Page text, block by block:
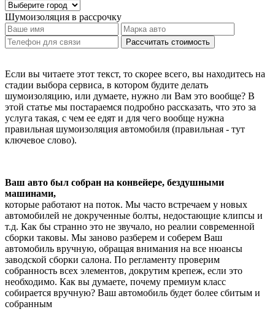
Шумоизоляция в рассрочку
Рассчитать стоимость
Если вы читаете этот текст, то скорее всего, вы находитесь на
стадии выбора сервиса, в котором будите делать
шумоизоляцию, или думаете, нужно ли Вам это вообще? В
этой статье мы постараемся подробно рассказать, что это за
услуга такая, с чем ее едят и для чего вообще нужна
правильная шумоизоляция автомобиля (правильная - тут
ключевое слово).
Ваш авто был собран на конвейере, бездушными
машинами,
которые работают на поток. Мы часто встречаем у новых
автомобилей не докрученные болты, недостающие клипсы и
т.д. Как бы странно это не звучало, но реалии современной
сборки таковы. Мы заново разберем и соберем Ваш
автомобиль вручную, обращая внимания на все нюансы
заводской сборки салона. По регламенту проверим
собранность всех элементов, докрутим крепеж, если это
необходимо. Как вы думаете, почему премиум класс
собирается вручную? Ваш автомобиль будет более сбитым и
собранным